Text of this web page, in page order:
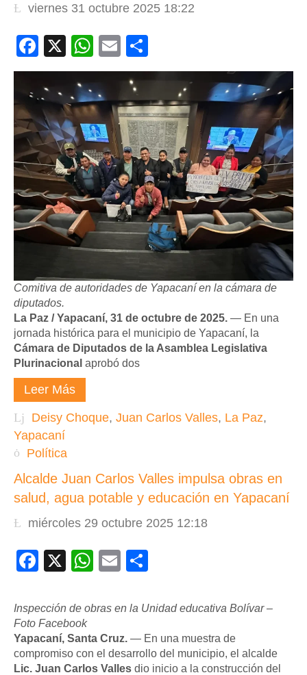
viernes 31 octubre 2025 18:22
Facebook
X WhatsApp
Email
Comitiva de autoridades de Yapacaní en la cámara de
diputados.
La Paz / Yapacaní, 31 de octubre de 2025. — En una
jornada histórica para el municipio de Yapacaní, la
Cámara de Diputados de la Asamblea Legislativa
Plurinacional aprobó dos
Leer Más
Deisy Choque, Juan Carlos Valles, La Paz,
Yapacaní
Política
Alcalde Juan Carlos Valles impulsa obras en
salud, agua potable y educación en Yapacaní
miércoles 29 octubre 2025 12:18
Facebook
X WhatsApp
Email
Inspección de obras en la Unidad educativa Bolívar –
Foto Facebook
Yapacaní, Santa Cruz. — En una muestra de
compromiso con el desarrollo del municipio, el alcalde
Lic. Juan Carlos Valles dio inicio a la construcción del